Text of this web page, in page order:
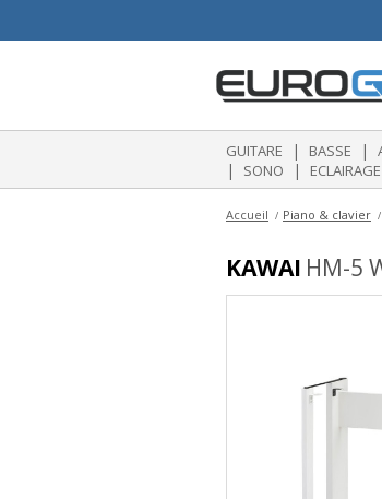
GUITARE | BASSE |
| SONO | ECLAIRAGE
Accueil Piano & clavier
KAWAI HM-5